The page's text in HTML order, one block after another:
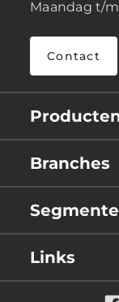
Maandag t/
Contact
Branches
Links